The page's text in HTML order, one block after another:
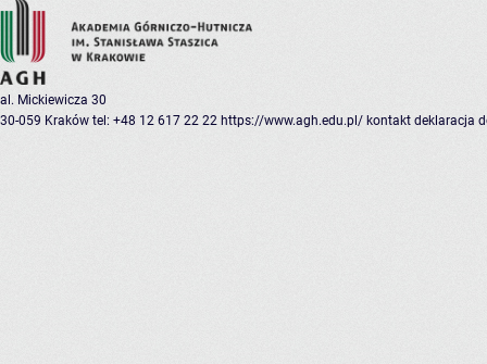
al. Mickiewicza 30
30-059 Kraków tel: +48 12 617 22 22 https://www.agh.edu.pl/ kontakt deklaracja